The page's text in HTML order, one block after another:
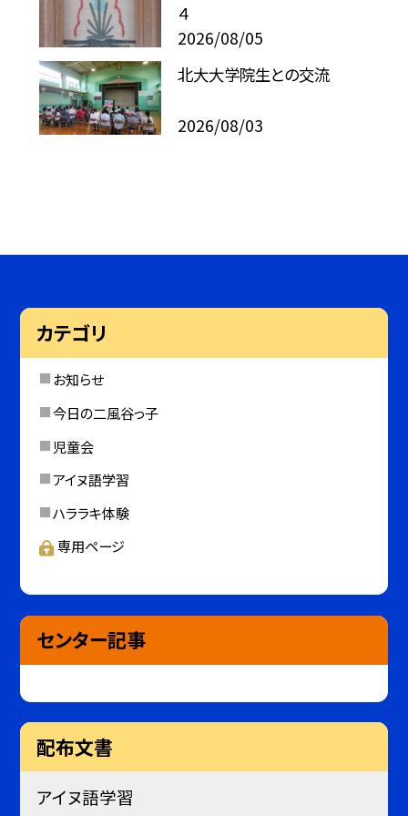
４
2026/08/05
北大大学院生との交流
2026/08/03
カテゴリ
お知らせ
今日の二風谷っ子
児童会
アイヌ語学習
ハララキ体験
専用ページ
センター記事
配布文書
アイヌ語学習